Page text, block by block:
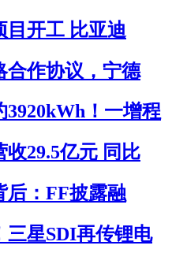
目开工 比亚迪
合作协议，宁德
！一增程
29.5亿元 同比
后：FF披露融
三星SDI再传锂电